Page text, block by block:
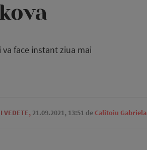
face instant ziua mai
VEDETE, 21.09.2021, 13:51 deCalitoiu Gabriela